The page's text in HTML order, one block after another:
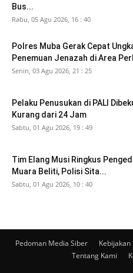
Bus...
Rabu, 05 Agu 2026, 16 : 40
Polres Muba Gerak Cepat
Penemuan Jenazah di Area
Senin, 03 Agu 2026, 21 : 25
Pelaku Penusukan di PALI
Kurang dari 24 Jam
Sabtu, 01 Agu 2026, 19 : 49
Tim Elang Musi Ringkus
Muara Beliti, Polisi Sita...
Sabtu, 01 Agu 2026, 10 : 40
Pedoman Media Siber Kebijakan
Tentang Kami